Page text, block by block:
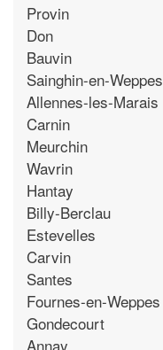
Provin
Don
Bauvin
Sainghin-en-Weppes
Allennes-les-Marais
Carnin
Meurchin
Wavrin
Hantay
Billy-Berclau
Estevelles
Carvin
Santes
Fournes-en-Weppes
Gondecourt
Annay